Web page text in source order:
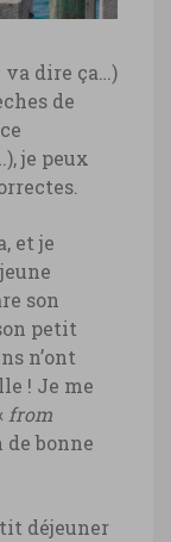
va dire ça…)
de
je peux
et je
son
petit
n’ont
! Je me
from
de bonne
déjeuner